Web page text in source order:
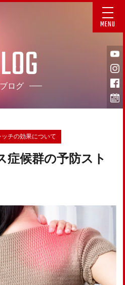
MENU
ブログ
ッチの効果について
症候群の予防スト